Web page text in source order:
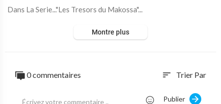
Dans La Serie..."Les Tresors du Makossa"...
Montre plus
0 commentaires sort Trier Par
Publier